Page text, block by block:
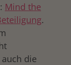
Mind the
.
die